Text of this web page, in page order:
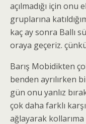
açılmadığı için
gruplarına
kaç ay sonra Ballı
oraya geçeriz.
Barış Mobidikten
benden ayrılırken
gün onu yanlız
çok daha farklı
ağlayarak kollarıma